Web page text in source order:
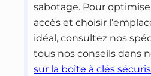
sabotage. Pour
accès et choisir
idéal, consultez nos
tous nos conseils dans
sur la boîte à clés